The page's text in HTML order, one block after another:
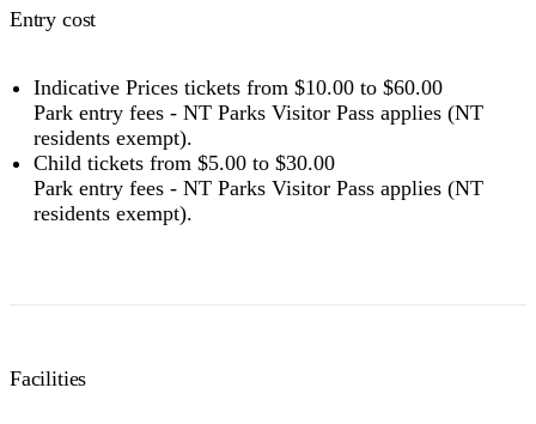
Entry cost
Indicative Prices tickets from $10.00 to $60.00
Park entry fees - NT Parks Visitor Pass applies (NT
residents exempt).
Child tickets from $5.00 to $30.00
Park entry fees - NT Parks Visitor Pass applies (NT
residents exempt).
Facilities